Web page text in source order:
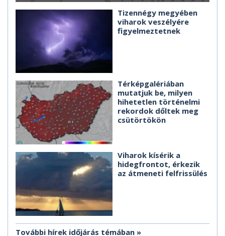
Tizennégy megyében
viharok veszélyére
figyelmeztetnek
Térképgalériában
mutatjuk be, milyen
hihetetlen történelmi
rekordok dőltek meg
csütörtökön
Viharok kísérik a
hidegfrontot, érkezik
az átmeneti felfrissülés
További hírek időjárás témában